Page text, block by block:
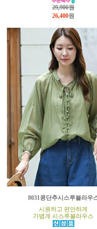
29,900원
26,400원
8031콩단추시스루블라우
시원하고 편안하게
가볍게 시스루블라우스